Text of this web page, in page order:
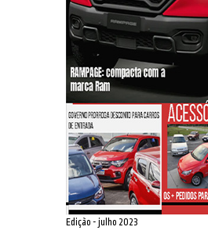
Edição - julho 2023